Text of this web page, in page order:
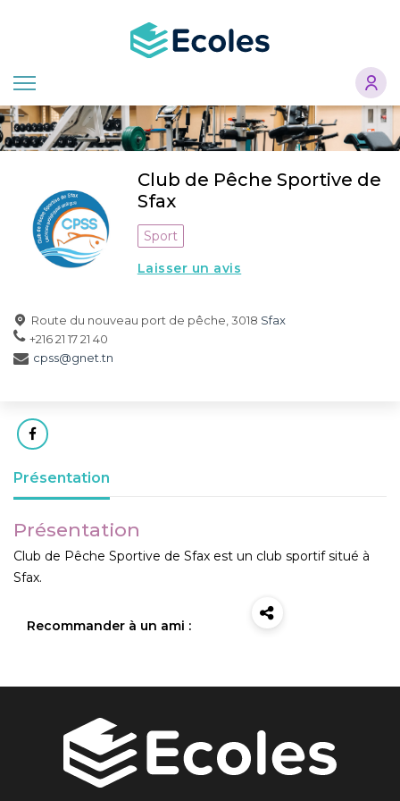
principal
Club de Pêche Sportive de
Sfax
Sport
Laisser un avis
Route du nouveau port de pêche, 3018 Sfax
+216 21 17 21 40
cpss@gnet.tn
Présentation
Présentation
Club de Pêche Sportive de Sfax est un club sportif situé à
Sfax.
Recommander à un ami :